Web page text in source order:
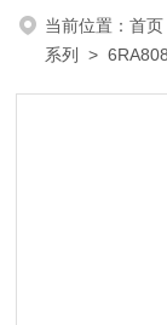
当前位置：首页
系列
>